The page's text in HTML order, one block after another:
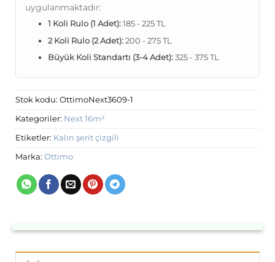
uygulanmaktadır:
1 Koli Rulo (1 Adet):185 - 225 TL
2 Koli Rulo (2 Adet):200 - 275 TL
Büyük Koli Standartı (3-4 Adet):325 - 375 TL
Stok kodu: OttimoNext3609-1
Kategoriler: Next 16m²
Etiketler: Kalın şerit çizgili
Marka: Ottimo